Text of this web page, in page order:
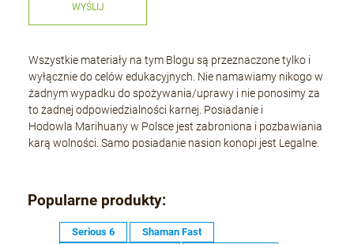
WYŚLIJ
Wszystkie materiały na tym Blogu są przeznaczone tylko i
wyłącznie do celów edukacyjnych. Nie namawiamy nikogo w
żadnym wypadku do spożywania/uprawy i nie ponosimy za
to żadnej odpowiedzialności karnej. Posiadanie i
Hodowla Marihuany w Polsce jest zabroniona i pozbawiania
karą wolności. Samo posiadanie nasion konopi jest Legalne.
Popularne produkty:
Serious 6
Shaman Fast